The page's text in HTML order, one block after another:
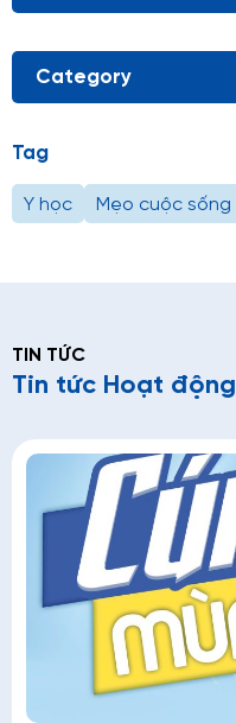
Category
Tag
Y học Mẹo cuộc sống
TIN TỨC
Tin tức Hoạt động